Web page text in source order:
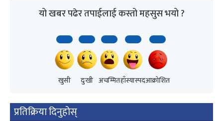
यो खबर पढेर तपाईलाई कस्तो महसुस भयो ?
खुसी दुःखी अचम्मितहाँस्यास्पदआक्रोशित
प्रतिक्रिया दिनुहोस्